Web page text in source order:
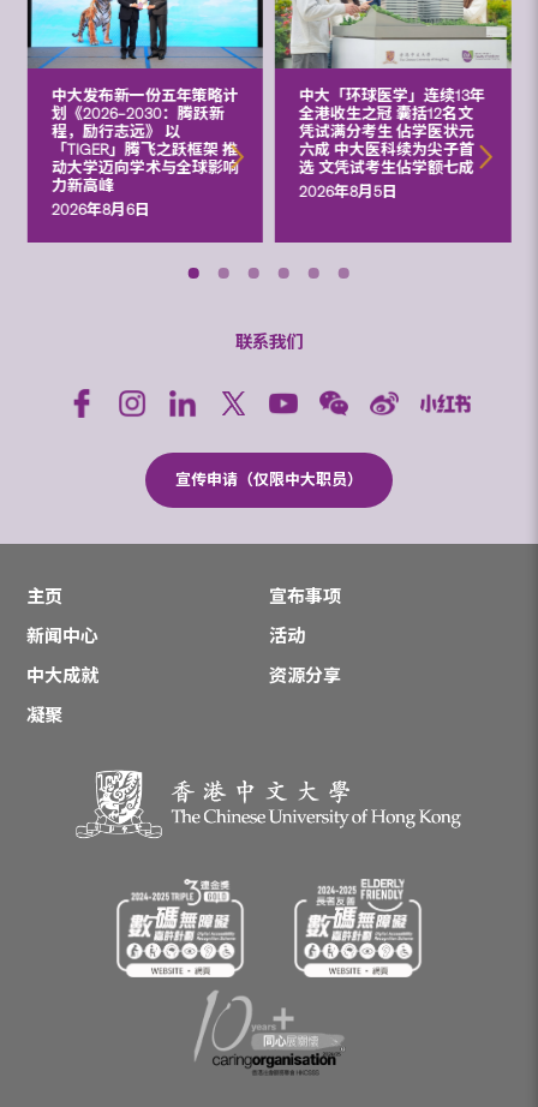
中大发布新一份五年策略计
划《2026‒2030：腾跃新
程，励行志远》 以
「TIGER」腾飞之跃框架 推
动大学迈向学术与全球影响
力新高峰
2026年8月6日
中大「环球医学」连续13年
全港收生之冠 囊括12名文
凭试满分考生 佔学医状元
六成 中大医科续为尖子首
选 文凭试考生佔学额七成
2026年8月5日
联系我们
宣传申请（仅限中大职员）
主页
宣布事项
新闻中心
活动
中大成就
资源分享
凝聚